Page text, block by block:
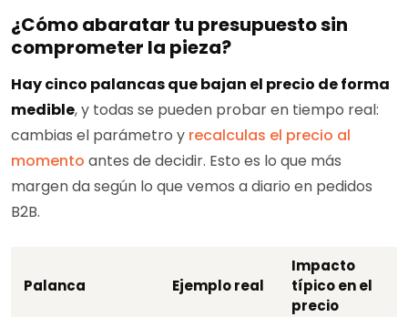
¿Cómo abaratar tu presupuesto sin
comprometer la pieza?
Hay cinco palancas que bajan el precio de forma
medible, y todas se pueden probar en tiempo real:
cambias el parámetro y recalculas el precio al
momento antes de decidir. Esto es lo que más
margen da según lo que vemos a diario en pedidos
B2B.
Palanca Ejemplo real
Impacto
típico en el
precio